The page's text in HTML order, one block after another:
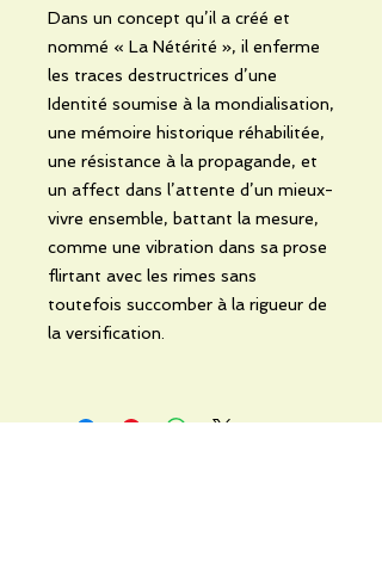
Dans un concept qu’il a créé et
nommé « La Nétérité », il enferme
les traces destructrices d’une
Identité soumise à la mondialisation,
une mémoire historique réhabilitée,
une résistance à la propagande, et
un affect dans l’attente d’un mieux-
vivre ensemble, battant la mesure,
comme une vibration dans sa prose
flirtant avec les rimes sans
toutefois succomber à la rigueur de
la versification.